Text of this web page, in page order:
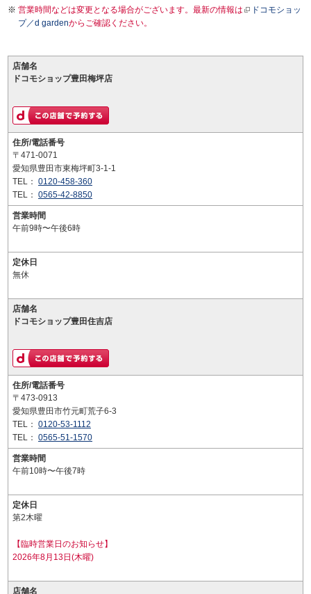
営業時間などは変更となる場合がございます。最新の情報は
ドコモショッ
プ／d gardenからご確認ください。
店舗名
ドコモショップ豊田梅坪店
住所/電話番号
〒471-0071
愛知県豊田市東梅坪町3-1-1
TEL： 0120-458-360
TEL： 0565-42-8850
営業時間
午前9時〜午後6時
定休日
無休
店舗名
ドコモショップ豊田住吉店
住所/電話番号
〒473-0913
愛知県豊田市竹元町荒子6-3
TEL： 0120-53-1112
TEL： 0565-51-1570
営業時間
午前10時〜午後7時
定休日
第2木曜
【臨時営業日のお知らせ】
2026年8月13日(木曜)
店舗名